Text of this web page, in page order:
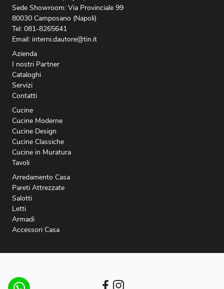
Sede Showroom: Via Provinciale 99
80030 Camposano (Napoli)
Tel: 081-8265641
Email: interni.dautore@tin.it
Azienda
I nostri Partner
Cataloghi
Servizi
Contatti
Cucine
Cucine Moderne
Cucine Design
Cucine Classiche
Cucine in Muratura
Tavoli
Arredamento Casa
Pareti Attrezzate
Salotti
Letti
Armadi
Accessori Casa